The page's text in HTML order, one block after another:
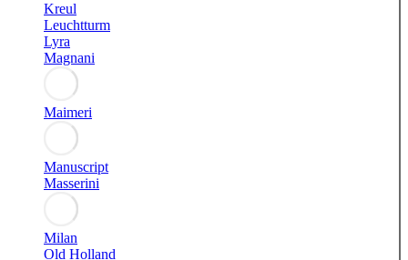
Kreul
Leuchtturm
Lyra
Magnani
Maimeri
Manuscript
Masserini
Milan
Old Holland